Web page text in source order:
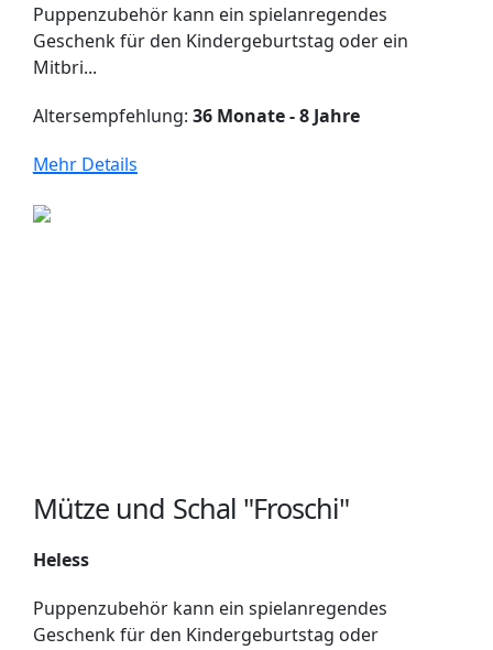
Puppenzubehör kann ein spielanregendes
Geschenk für den Kindergeburtstag oder ein
Mitbri...
Altersempfehlung: 36 Monate - 8 Jahre
Mehr Details
Mütze und Schal "Froschi"
Heless
Puppenzubehör kann ein spielanregendes
Geschenk für den Kindergeburtstag oder